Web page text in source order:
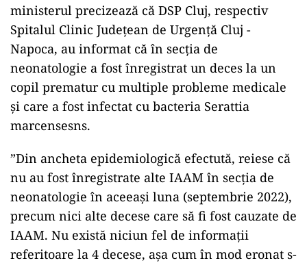
ministerul precizează că DSP Cluj, respectiv
Spitalul Clinic Judeţean de Urgenţă Cluj -
Napoca, au informat că în secţia de
neonatologie a fost înregistrat un deces la un
copil prematur cu multiple probleme medicale
şi care a fost infectat cu bacteria Serattia
marcensesns.
”Din ancheta epidemiologică efectută, reiese că
nu au fost înregistrate alte IAAM în secţia de
neonatologie în aceeaşi luna (septembrie 2022),
precum nici alte decese care să fi fost cauzate de
IAAM. Nu există niciun fel de informaţii
referitoare la 4 decese, aşa cum în mod eronat s-